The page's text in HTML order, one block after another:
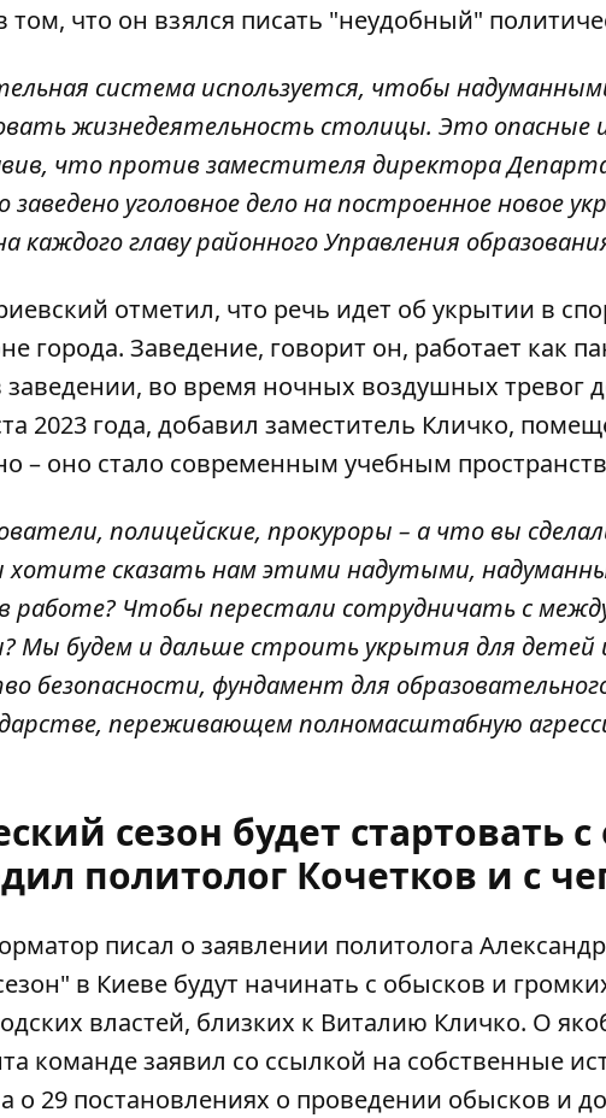
том, что он взялся писать "неудобный"
система используется, чтобы
жизнедеятельность столицы. Это
что против заместителя директора
заведено уголовное дело на построенное новое
каждого главу районного Управления
отметил, что речь идет об укрытии в
города. Заведение, говорит он, работает как
во время ночных воздушных тревог
2023 года, добавил заместитель Кличко,
– оно стало современным учебным
полицейские, прокуроры – а что вы
хотите сказать нам этими надутыми,
работе? Чтобы перестали сотрудничать с
Мы будем и дальше строить укрытия для детей
безопасности, фундамент для
переживающем полномасштабную
сезон будет стартовать
политолог Кочетков и с
писал о заявлении политолога
в Киеве будут начинать с обысков и
властей, близких к Виталию Кличко. О
команде заявил со ссылкой на собственные
о 29 постановлениях о проведении обысков и